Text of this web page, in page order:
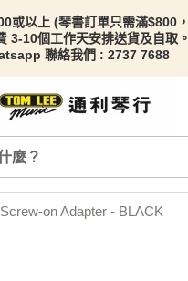
或以上 (琴書訂單只需滿$800
3-10個工作天安排送貨及自取
聯絡我們 : 2737 7688
on Adapter - BLACK